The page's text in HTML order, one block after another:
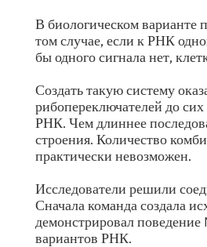
В биологическом варианте
том случае, если к РНК
бы одного сигнала нет,
Создать такую систему
рибопереключателей до
РНК. Чем длиннее
строения. Количество
практически невозможен.
Исследователи решили
Сначала команда создала
демонстрировал
вариантов РНК.